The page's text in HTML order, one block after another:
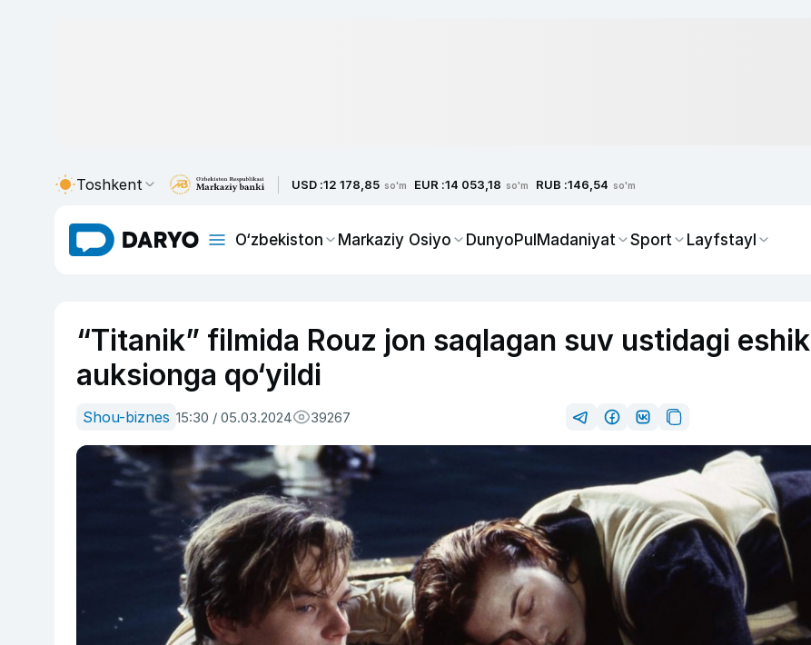
Toshkent USD :12 178,85 so'm EUR :14 053,18 so'm RUB :146,54 so'm
O‘zbekiston Markaziy Osiyo DunyoPulMadaniyat Sport Layfstayl
“Titanik” filmida Rouz jon saqlagan suv ustidagi eshik
auksionga qo‘yildi
Shou-biznes 15:30 / 05.03.2024 39267